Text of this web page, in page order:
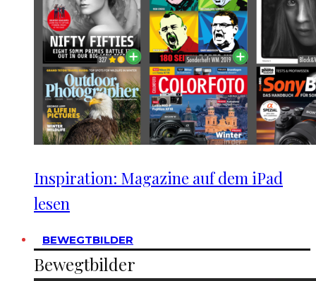
Inspiration: Magazine auf dem iPad
lesen
BEWEGTBILDER
Bewegtbilder